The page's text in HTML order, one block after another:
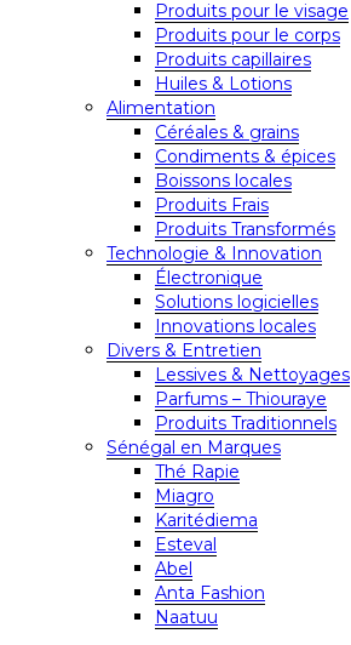
Produits pour le visage
Produits pour le corps
Produits capillaires
Huiles & Lotions
Alimentation
Céréales & grains
Condiments & épices
Boissons locales
Produits Frais
Produits Transformés
Technologie & Innovation
Électronique
Solutions logicielles
Innovations locales
Divers & Entretien
Lessives & Nettoyages
Parfums – Thiouraye
Produits Traditionnels
Sénégal en Marques
Thé Rapie
Miagro
Karitédiema
Esteval
Abel
Anta Fashion
Naatuu